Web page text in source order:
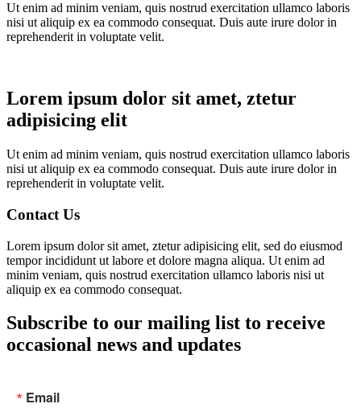
Ut enim ad minim veniam, quis nostrud exercitation ullamco laboris
nisi ut aliquip ex ea commodo consequat. Duis aute irure dolor in
reprehenderit in voluptate velit.
Lorem ipsum dolor sit amet, ztetur
adipisicing elit
Ut enim ad minim veniam, quis nostrud exercitation ullamco laboris
nisi ut aliquip ex ea commodo consequat. Duis aute irure dolor in
reprehenderit in voluptate velit.
Contact Us
Lorem ipsum dolor sit amet, ztetur adipisicing elit, sed do eiusmod
tempor incididunt ut labore et dolore magna aliqua. Ut enim ad
minim veniam, quis nostrud exercitation ullamco laboris nisi ut
aliquip ex ea commodo consequat.
Subscribe to our mailing list to receive
occasional news and updates
Email